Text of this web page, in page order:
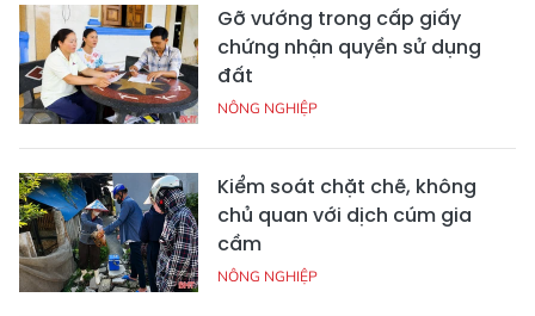
Gỡ vướng trong cấp giấy
chứng nhận quyền sử dụng
đất
NÔNG NGHIỆP
Kiểm soát chặt chẽ, không
chủ quan với dịch cúm gia
cầm
NÔNG NGHIỆP